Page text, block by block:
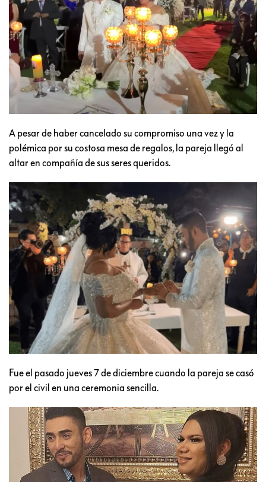
A pesar de haber cancelado su compromiso una vez y la
polémica por su costosa mesa de regalos, la pareja llegó al
altar en compañía de sus seres queridos.
Fue el pasado jueves 7 de diciembre cuando la pareja se casó
por el civil en una ceremonia sencilla.